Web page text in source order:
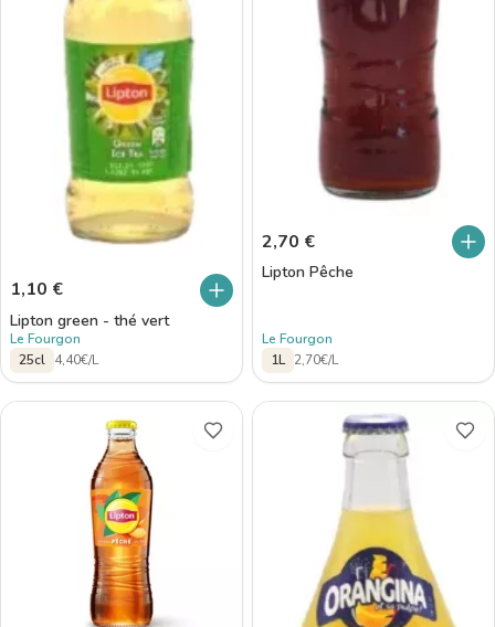
1,10 €
Lipton green - thé vert
Le Fourgon
25cl 4,40€/L
2,70 €
Lipton Pêche
Le Fourgon
1L 2,70€/L